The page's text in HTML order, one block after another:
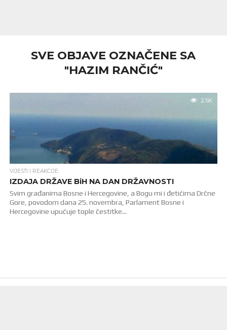
SVE OBJAVE OZNAČENE SA
"HAZIM RANČIĆ"
2.5K
VIJESTI I REAKCIJE
IZDAJA DRŽAVE BiH NA DAN DRŽAVNOSTI
Svim građanima Bosne i Hercegovine, a Bogu mi i đetićima Drčne
Gore, povodom dana 25. novembra, Parlament Bosne i
Hercegovine upućuje tople čestitke...